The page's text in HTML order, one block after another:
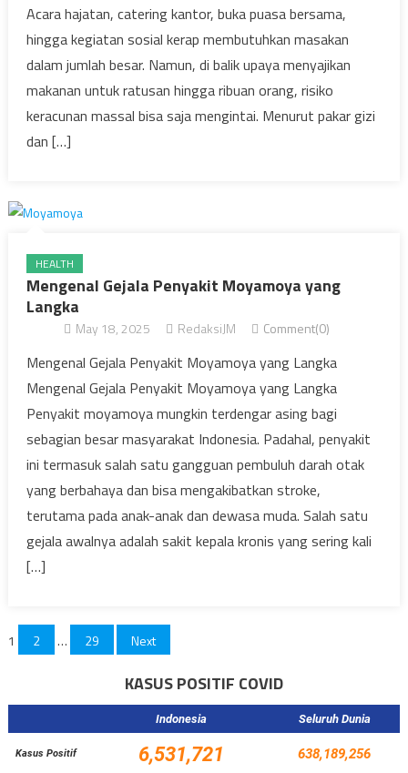
Acara hajatan, catering kantor, buka puasa bersama,
hingga kegiatan sosial kerap membutuhkan masakan
dalam jumlah besar. Namun, di balik upaya menyajikan
makanan untuk ratusan hingga ribuan orang, risiko
keracunan massal bisa saja mengintai. Menurut pakar gizi
dan […]
HEALTH
Mengenal Gejala Penyakit Moyamoya yang
Langka
May 18, 2025 RedaksiJM Comment(0)
Mengenal Gejala Penyakit Moyamoya yang Langka
Mengenal Gejala Penyakit Moyamoya yang Langka
Penyakit moyamoya mungkin terdengar asing bagi
sebagian besar masyarakat Indonesia. Padahal, penyakit
ini termasuk salah satu gangguan pembuluh darah otak
yang berbahaya dan bisa mengakibatkan stroke,
terutama pada anak-anak dan dewasa muda. Salah satu
gejala awalnya adalah sakit kepala kronis yang sering kali
[…]
Posts
pagination
1 2 … 29 Next
KASUS POSITIF COVID